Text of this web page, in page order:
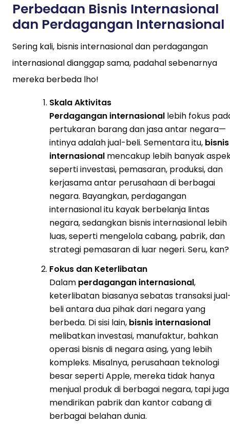
Perbedaan Bisnis Internasional
dan Perdagangan Internasional
Sering kali, bisnis internasional dan perdagangan
internasional dianggap sama, padahal sebenarnya
mereka berbeda lho!
Skala Aktivitas
Perdagangan internasional lebih fokus
pertukaran barang dan jasa antar negara—
intinya adalah jual-beli. Sementara itu, bisnis
internasional mencakup lebih banyak
seperti investasi, pemasaran, produksi, dan
kerjasama antar perusahaan di berbagai
negara. Bayangkan, perdagangan
internasional itu kayak berbelanja lintas
negara, sedangkan bisnis internasional lebih
luas, seperti mengelola cabang, pabrik, dan
strategi pemasaran di luar negeri. Seru, kan?
Fokus dan Keterlibatan
Dalam perdagangan internasional,
keterlibatan biasanya sebatas transaksi
beli antara dua pihak dari negara yang
berbeda. Di sisi lain, bisnis internasional
melibatkan investasi, manufaktur, bahkan
operasi bisnis di negara asing, yang lebih
kompleks. Misalnya, perusahaan teknologi
besar seperti Apple, mereka tidak hanya
menjual produk di berbagai negara, tapi juga
mendirikan pabrik dan kantor cabang di
berbagai belahan dunia.